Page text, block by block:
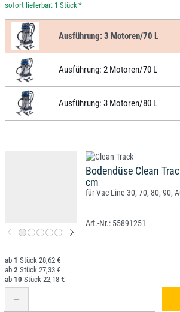
*
Ausführung:3 Motoren/70 L
Ausführung: 2 Motoren/70 L
Ausführung: 3 Motoren/80 L
Bodendüse Clean
cm
für Vac-Line 30, 70, 80, 90,
55891251
1
28,62 €
2
27,33 €
10
22,18 €